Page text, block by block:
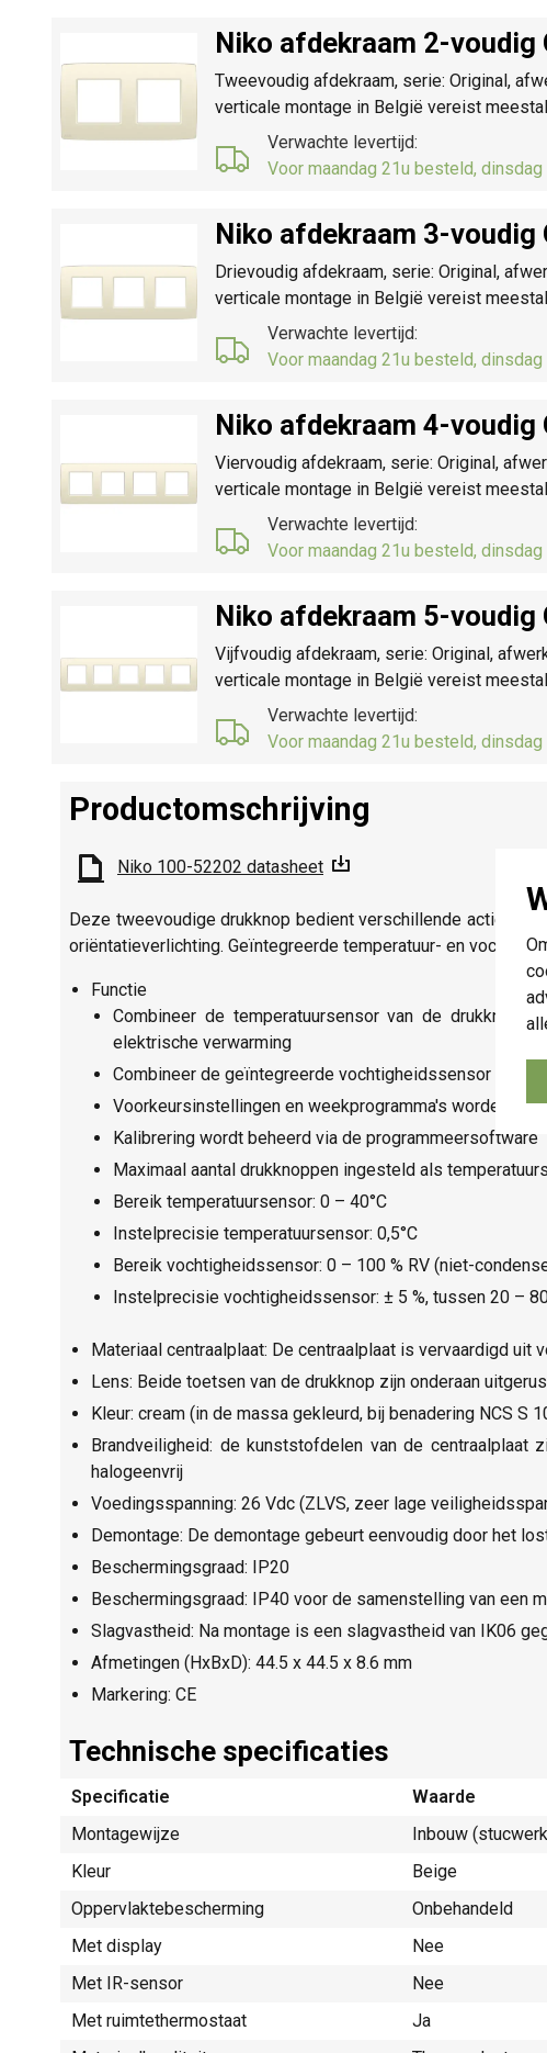
Niko afdekraam 2-
Tweevoudig afdekraam, serie: Original,
verticale montage in België vereist
Verwachte levertijd:
Voor maandag 21u besteld,
Niko afdekraam 3-
Drievoudig afdekraam, serie: Original,
verticale montage in België vereist
Verwachte levertijd:
Voor maandag 21u besteld,
Niko afdekraam 4-
Viervoudig afdekraam, serie: Original,
verticale montage in België vereist
Verwachte levertijd:
Voor maandag 21u besteld,
Niko afdekraam 5-
Vijfvoudig afdekraam, serie: Original,
verticale montage in België vereist
Verwachte levertijd:
Voor maandag 21u besteld,
Productomschrijving
Niko 100-52202 datasheet
Deze tweevoudige drukknop bedient verschillende acties
oriëntatieverlichting. Geïntegreerde temperatuur- en
Functie
Combineer de temperatuursensor van de drukknop
elektrische verwarming
Combineer de geïntegreerde vochtigheidssensor met
Voorkeursinstellingen en weekprogramma's worden
Kalibrering wordt beheerd via de programmeersoftware
Maximaal aantal drukknoppen ingesteld als
Bereik temperatuursensor: 0 – 40°C
Instelprecisie temperatuursensor: 0,5°C
Bereik vochtigheidssensor: 0 – 100 % RV (niet-
Instelprecisie vochtigheidssensor: ± 5 %, tussen 20 – 80
Materiaal centraalplaat: De centraalplaat is vervaardigd
Lens: Beide toetsen van de drukknop zijn onderaan
Kleur: cream (in de massa gekleurd, bij benadering NCS S
Brandveiligheid: de kunststofdelen van de
halogeenvrij
Voedingsspanning: 26 Vdc (ZLVS, zeer lage
Demontage: De demontage gebeurt eenvoudig door het
Beschermingsgraad: IP20
Beschermingsgraad: IP40 voor de samenstelling van een
Slagvastheid: Na montage is een slagvastheid van IK06
Afmetingen (HxBxD): 44.5 x 44.5 x 8.6 mm
Markering: CE
Technische specificaties
Specificatie
Waarde
Montagewijze
Inbouw
Kleur
Beige
Oppervlaktebescherming
Onbehandeld
Met display
Nee
Met IR-sensor
Nee
Met ruimtethermostaat
Ja